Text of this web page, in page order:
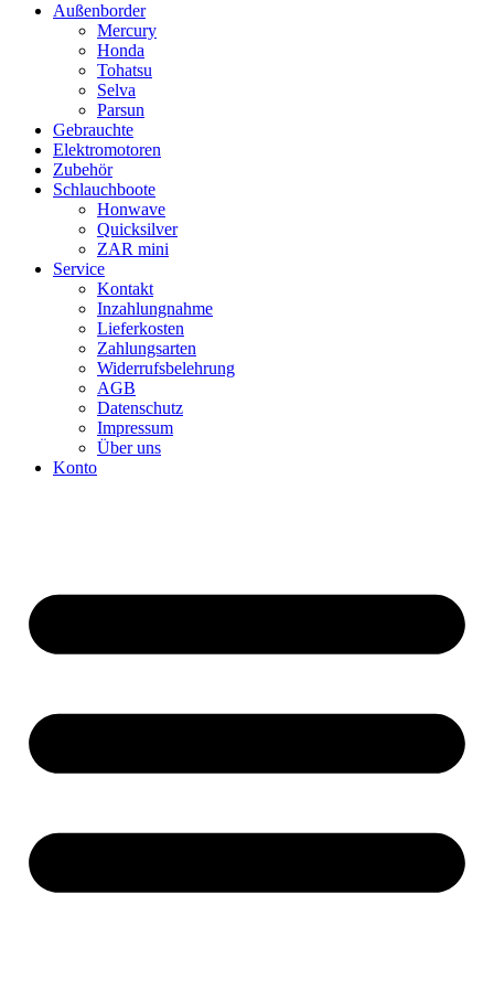
Außenborder
Mercury
Honda
Tohatsu
Selva
Parsun
Gebrauchte
Elektromotoren
Zubehör
Schlauchboote
Honwave
Quicksilver
ZAR mini
Service
Kontakt
Inzahlungnahme
Lieferkosten
Zahlungsarten
Widerrufsbelehrung
AGB
Datenschutz
Impressum
Über uns
Konto